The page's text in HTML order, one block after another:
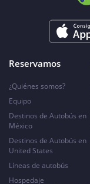
Reservamos
¿Quiénes somos?
Equipo
Destinos de Autobús en
México
Destinos de Autobús en
United States
Líneas de autobús
Hospedaje